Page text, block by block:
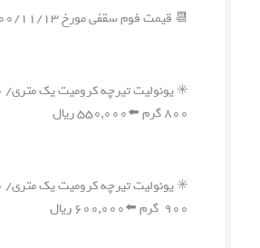
📆 قیمت فوم سقفی مورخ ۰۰/۱۱/۱۳
۸۰۰ گرم ⬅️۵۵۰,۰۰۰ ریال
۹۰۰ گرم ⬅️۶۰۰,۰۰۰ ریال